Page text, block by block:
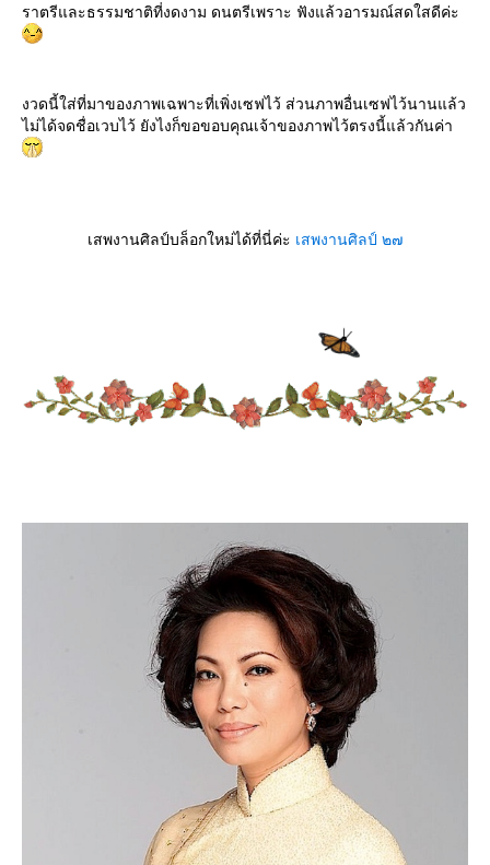
ราตรีและธรรมชาติที่งดงาม ดนตรีเพราะ ฟังแล้วอารมณ์สดใสดีค่ะ
งวดนี้ใส่ที่มาของภาพเฉพาะที่เพิ่งเซฟไว้ ส่วนภาพอื่นเซฟไว้นานแล้ว
ไม่ได้จดชื่อเวบไว้ ยังไงก็ขอขอบคุณเจ้าของภาพไว้ตรงนี้แล้วกันค่า
เสพงานศิลป์บล็อกใหม่ได้ที่นี่ค่ะ เสพงานศิลป์ ๒๗